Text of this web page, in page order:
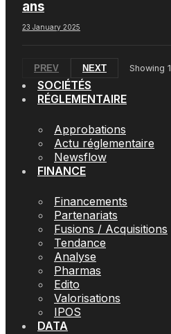
ans
23 January 2025
PREV NEXT Showing 1
SOCIÉTÉS
RÉGLEMENTAIRE
Approbations
Actu réglementaire
Newsflow
FINANCE
Financements
Partenariats
Fusions / Acquisitions
Tendance
Analyse
Pharmas
Edito
Valorisations
IPOS
DATA